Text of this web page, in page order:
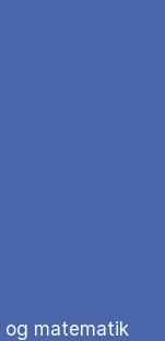
og matematik